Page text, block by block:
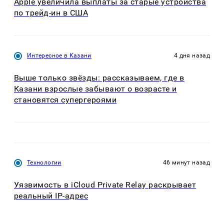
по трейд-ин в США
Интересное в Казани 4 дня назад
Выше только звёзды: рассказываем, где в
Казани взрослые забывают о возрасте и
становятся супергероями
Технологии 46 минут назад
Уязвимость в iCloud Private Relay раскрывает
реальный IP-адрес